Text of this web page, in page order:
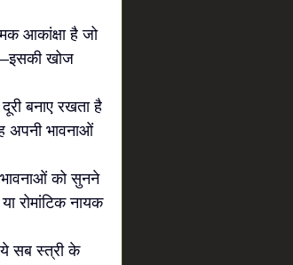
आकांक्षा है जो
खोज
बनाए रखता है
अपनी भावनाओं
को सुनने
रोमांटिक नायक
सब स्त्री के